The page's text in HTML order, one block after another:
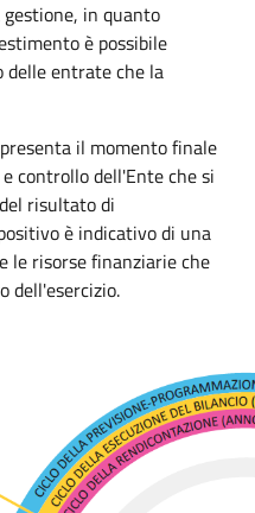
in quanto
è possibile
delle entrate che la
il momento finale
controllo dell'Ente che si
risultato di
è indicativo di una
le risorse finanziarie che
dell'esercizio.